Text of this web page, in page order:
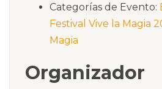
Categorías de Evento:
Festival Vive la Magia
Magia
Organizador